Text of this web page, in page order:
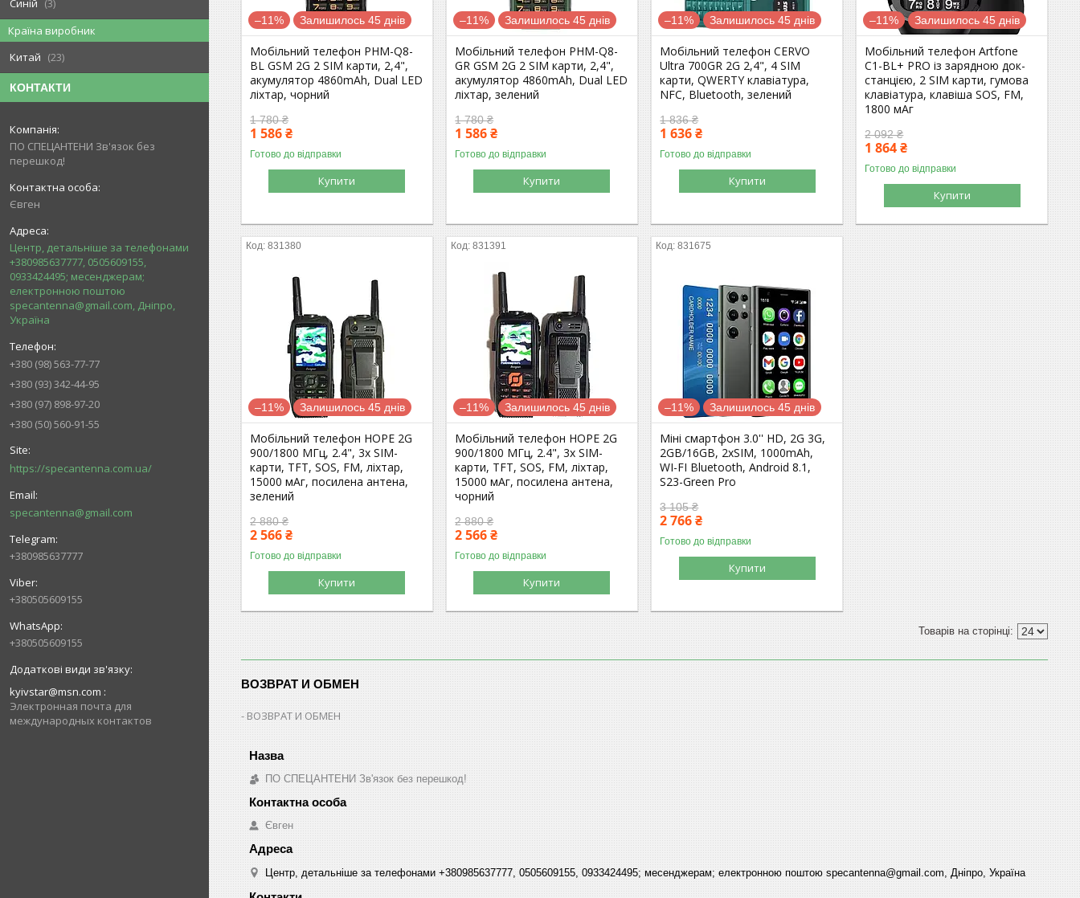
Синій
3
Країна виробник
Китай
23
КОНТАКТИ
ПО СПЕЦАНТЕНИ Зв'язок без
перешкод!
Євген
Центр, детальніше за телефонами
+380985637777, 0505609155,
0933424495; месенджерам;
електронною поштою
specantenna@gmail.com, Дніпро,
Україна
+380 (98) 563-77-77
+380 (93) 342-44-95
+380 (97) 898-97-20
+380 (50) 560-91-55
https://specantenna.com.ua/
specantenna@gmail.com
+380985637777
+380505609155
+380505609155
kyivstar@msn.com
Электронная почта для
международных контактов
–11% Залишилось 45 днів
Мобільний телефон PHM-Q8-
BL GSM 2G 2 SIM карти, 2,4",
акумулятор 4860mAh, Dual LED
ліхтар, чорний
1 780 ₴
1 586 ₴
Готово до відправки
Купити
–11% Залишилось 45 днів
Мобільний телефон PHM-Q8-
GR GSM 2G 2 SIM карти, 2,4",
акумулятор 4860mAh, Dual LED
ліхтар, зелений
1 780 ₴
1 586 ₴
Готово до відправки
Купити
–11% Залишилось 45 днів
Мобільний телефон CERVO
Ultra 700GR 2G 2,4", 4 SIM
карти, QWERTY клавіатура,
NFC, Bluetooth, зелений
1 836 ₴
1 636 ₴
Готово до відправки
Купити
–11% Залишилось 45 днів
Мобільний телефон Artfone
C1-BL+ PRO із зарядною док-
станцією, 2 SIM карти, гумова
клавіатура, клавіша SOS, FM,
1800 мАг
2 092 ₴
1 864 ₴
Готово до відправки
Купити
831380
–11% Залишилось 45 днів
Мобільний телефон HOPE 2G
900/1800 МГц, 2.4", 3х SIM-
карти, TFT, SOS, FM, ліхтар,
15000 мАг, посилена антена,
зелений
2 880 ₴
2 566 ₴
Готово до відправки
Купити
831391
–11% Залишилось 45 днів
Мобільний телефон HOPE 2G
900/1800 МГц, 2.4", 3х SIM-
карти, TFT, SOS, FM, ліхтар,
15000 мАг, посилена антена,
чорний
2 880 ₴
2 566 ₴
Готово до відправки
Купити
831675
–11% Залишилось 45 днів
Міні смартфон 3.0'' HD, 2G 3G,
2GB/16GB, 2xSIM, 1000mAh,
WI-FI Bluetooth, Android 8.1,
S23-Green Pro
3 105 ₴
2 766 ₴
Готово до відправки
Купити
ВОЗВРАТ И ОБМЕН
ВОЗВРАТ И ОБМЕН
ПО СПЕЦАНТЕНИ Зв'язок без перешкод!
Євген
Центр, детальніше за телефонами +380985637777, 0505609155, 0933424495; месенджерам; електронною поштою specantenna@gmail.com, Дніпро, Україна